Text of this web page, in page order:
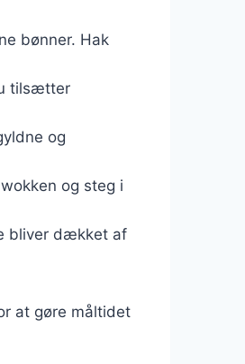
bønner. Hak
tilsætter
og
og steg i
bliver dækket af
at gøre måltidet